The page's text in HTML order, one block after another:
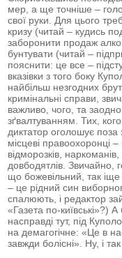
мер, а ще точніше –
свої руки. Для цього
кризу (читай – кудись
заборонити продаж
бунтувати (читай –
пояснити: це все –
вказівки з того боку
найбільш незгодних
кримінальні справи,
важливо, чого, та
зґвалтуванням. Тих,
диктатор оголошує
місцеві правоохоронці
відморозків, наркоманів,
довбодятлів. Звичайно,
що божевільний, так
– це рідний син
спалюють, і редактор
«Газета по-київські»?)
насправді тут, під
на демагогічне: «Це в
завжди болісні». Ну, і